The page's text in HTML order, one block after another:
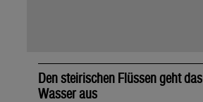
Den steirischen Flüssen geht das
Wasser aus